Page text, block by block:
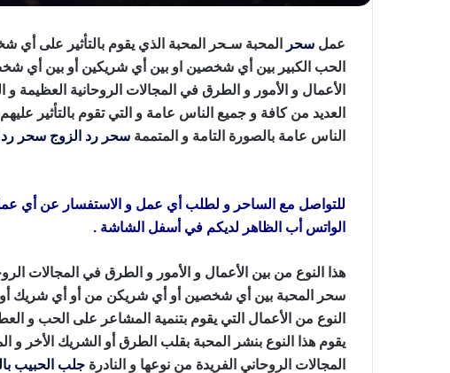
عمل سحر
المحبة سـحر المحبة الذي يقوم بالتأثير على
الحب الكبير بين أي شخصين او بين أي شريكين أو بين أي
الأعمال و الأمور و الطرق في المجالات الروحانية العظيمة و
العديد من كافة و جميع الناس عامة و التي تقوم بالتأثير
الناس عامة بالصورة التامة و المتممة سحر رد الزوج سحر رد
للتواصل مع الساحر و لطلب أي عمل و الاستفسار عن أي
الواتس أب الظاهر لديكم في أسفل الشاشة .
هذا النوع من بين الأعمال و الأمور و الطرق في المجالات
سحر المحبة بين أي شخصين أو أي شريكن من أو أي شريك أو
النوع من الأعمال التي يقوم بتنمية المشاعر على الحب
يقوم هذا النوع بنشر المحبة بقلب الطرق أو الشريك الأخر و
المجالات الروحاني الفريدة من نوعها و النادرة جلب الحبيب